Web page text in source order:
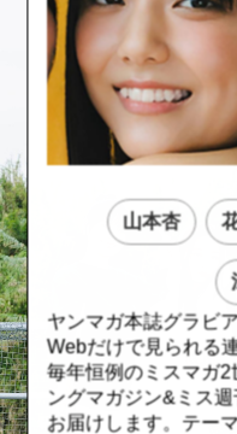
山本杏
ヤンマガ本誌グラビ
Webだけで見られる
毎年恒例のミスマガ
ングマガジン&ミス
お届けします。テー
::fzkqzrz.oi